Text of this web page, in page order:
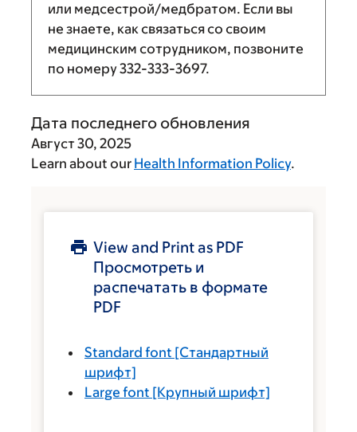
или медсестрой/медбратом. Если вы
не знаете, как связаться со своим
медицинским сотрудником, позвоните
по номеру332-333-3697.
Дата последнего обновления
Август 30, 2025
Learn about our Health Information Policy.
View and Print as PDF
Просмотреть и
распечатать в формате
PDF
Standard font [Стандартный
шрифт]
Large font [Крупный шрифт]